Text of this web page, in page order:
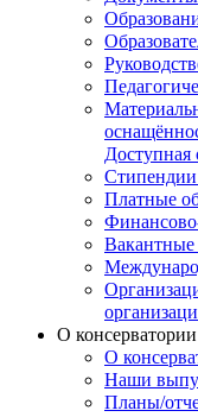
Доступная
Платные
Вакантные
О консерватории
О
Наши
Планы/